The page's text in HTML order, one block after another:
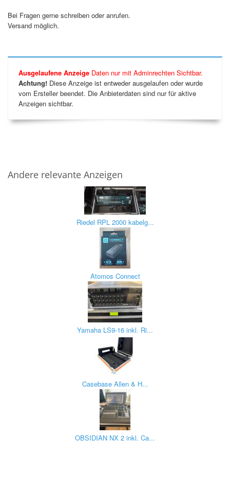
Bei Fragen gerne schreiben oder anrufen.
Versand möglich.
Ausgelaufene Anzeige Daten nur mit Adminrechten Sichtbar.
Achtung! Diese Anzeige ist entweder ausgelaufen oder wurde
vom Ersteller beendet. Die Anbieterdaten sind nur für aktive
Anzeigen sichtbar.
Andere relevante Anzeigen
Riedel RPL 2000 kabelg...
Atomos Connect
Yamaha LS9-16 inkl. Ri...
Casebase Allen & H...
OBSIDIAN NX 2 inkl. Ca...